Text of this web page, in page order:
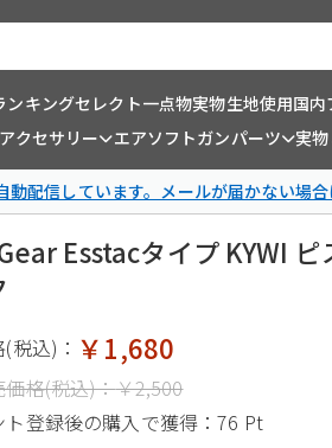
ンキングセレクト一点物実物生地使用国内
アクセサリー エアソフトガンパーツ 実
配信しています。メールが届かない場
Esstacタイプ KYWI
税込)： ￥1,680
価格(税込)：￥2,500
ト登録後の購入で獲得：76 Pt